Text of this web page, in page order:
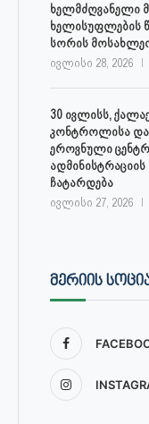
ხელმძღვანელი
ხელისუფლების
სორის
ივლისი 28, 2026
30 ივლისს,
კონტროლისა და
ეროვნული
ჩატარდება
ივლისი 27, 2026
ᲛᲔᲠᲘᲘᲡ